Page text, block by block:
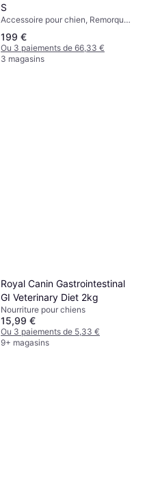
S
Accessoire pour chien, Remorque
199 €
Ou 3 paiements de 66,33 €
3 magasins
Royal Canin Gastrointestinal
GI Veterinary Diet 2kg
Nourriture pour chiens
15,99 €
Ou 3 paiements de 5,33 €
9+ magasins